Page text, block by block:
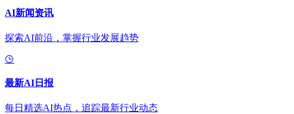
AI新闻资讯
探索AI前沿，掌握行业发展趋势
最新AI日报
每日精选AI热点，追踪最新行业动态